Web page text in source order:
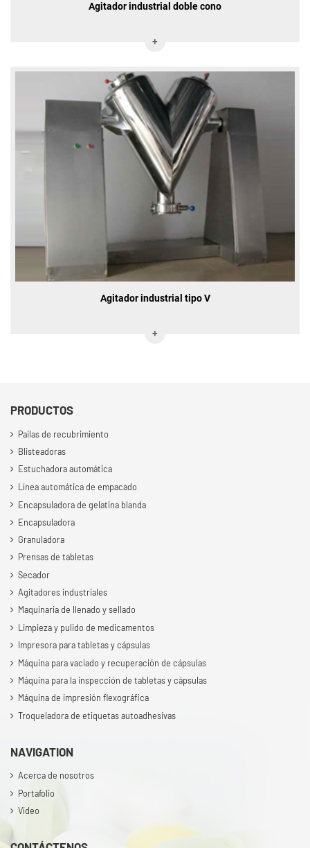
Agitador industrial doble cono
Agitador industrial tipo V
PRODUCTOS
Pailas de recubrimiento
Blisteadoras
Estuchadora automática
Línea automática de empacado
Encapsuladora de gelatina blanda
Encapsuladora
Granuladora
Prensas de tabletas
Secador
Agitadores industriales
Maquinaria de llenado y sellado
Limpieza y pulido de medicamentos
Impresora para tabletas y cápsulas
Máquina para vaciado y recuperación de cápsulas
Máquina para la inspección de tabletas y cápsulas
Máquina de impresión flexográfica
Troqueladora de etiquetas autoadhesivas
NAVIGATION
Acerca de nosotros
Portafolio
Vídeo